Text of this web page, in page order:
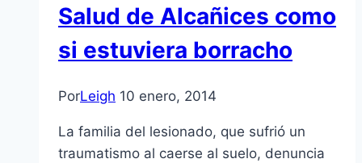
Salud de Alcañices como
si estuviera borracho
PorLeigh 10 enero, 2014
La familia del lesionado, que sufrió un
traumatismo al caerse al suelo, denuncia